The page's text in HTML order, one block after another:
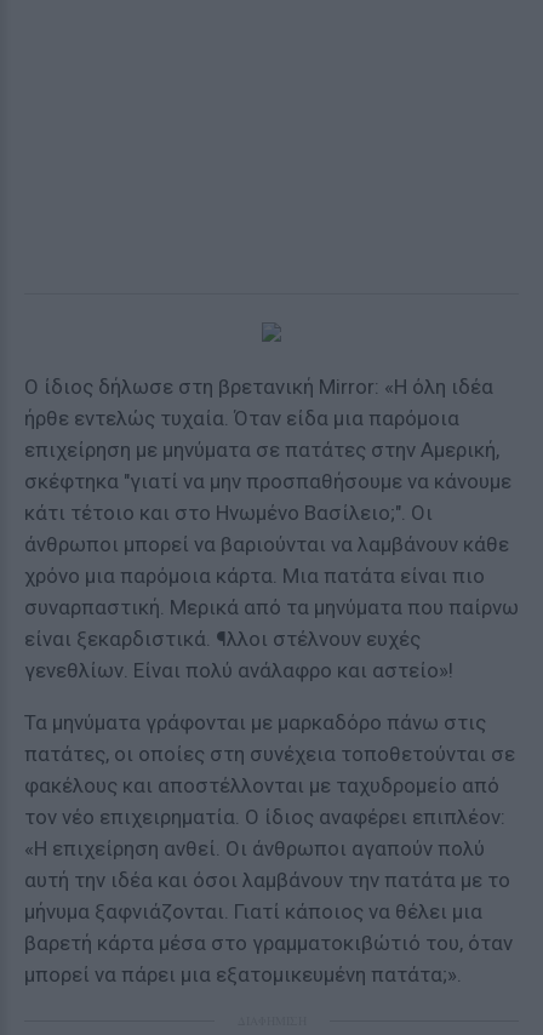
Ο ίδιος δήλωσε στη βρετανική Mirror: «Η όλη ιδέα
ήρθε εντελώς τυχαία. Όταν είδα μια παρόμοια
επιχείρηση με μηνύματα σε πατάτες στην Αμερική,
σκέφτηκα "γιατί να μην προσπαθήσουμε να κάνουμε
κάτι τέτοιο και στο Ηνωμένο Βασίλειο;". Οι
άνθρωποι μπορεί να βαριούνται να λαμβάνουν κάθε
χρόνο μια παρόμοια κάρτα. Μια πατάτα είναι πιο
συναρπαστική. Μερικά από τα μηνύματα που παίρνω
είναι ξεκαρδιστικά. ¶λλοι στέλνουν ευχές
γενεθλίων. Είναι πολύ ανάλαφρο και αστείο»!
Τα μηνύματα γράφονται με μαρκαδόρο πάνω στις
πατάτες, οι οποίες στη συνέχεια τοποθετούνται σε
φακέλους και αποστέλλονται με ταχυδρομείο από
τον νέο επιχειρηματία. Ο ίδιος αναφέρει επιπλέον:
«Η επιχείρηση ανθεί. Οι άνθρωποι αγαπούν πολύ
αυτή την ιδέα και όσοι λαμβάνουν την πατάτα με το
μήνυμα ξαφνιάζονται. Γιατί κάποιος να θέλει μια
βαρετή κάρτα μέσα στο γραμματοκιβώτιό του, όταν
μπορεί να πάρει μια εξατομικευμένη πατάτα;».